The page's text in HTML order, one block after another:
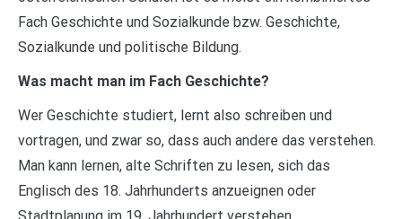
Fach Geschichte und Sozialkunde bzw. Geschichte,
Sozialkunde und politische Bildung.
Was macht man im Fach Geschichte?
Wer Geschichte studiert, lernt also schreiben und
vortragen, und zwar so, dass auch andere das verstehen.
Man kann lernen, alte Schriften zu lesen, sich das
Englisch des 18. Jahrhunderts anzueignen oder